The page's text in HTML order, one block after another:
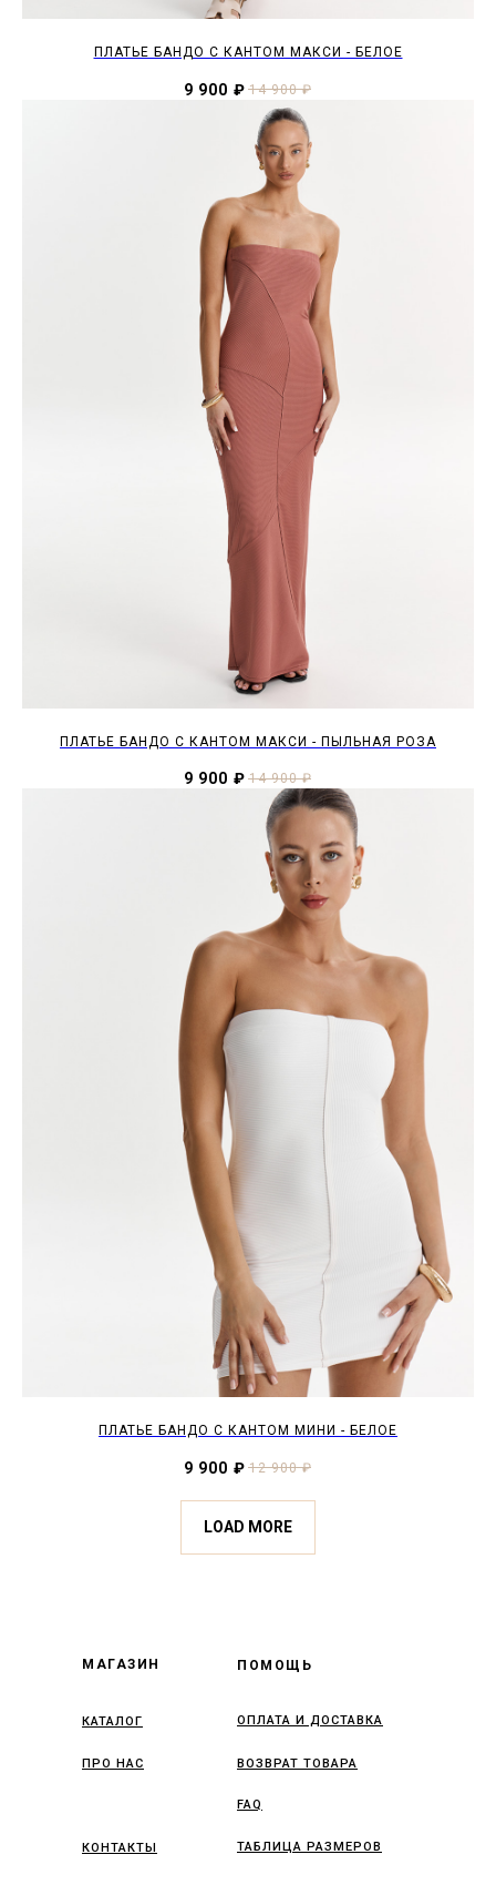
ПЛАТЬЕ БАНДО С КАНТОМ МАКСИ - БЕЛОЕ
9 900 ₽ 14 900 ₽
ПЛАТЬЕ БАНДО С КАНТОМ МАКСИ - ПЫЛЬНАЯ РОЗА
9 900 ₽ 14 900 ₽
ПЛАТЬЕ БАНДО С КАНТОМ МИНИ - БЕЛОЕ
9 900 ₽ 12 900 ₽
LOAD MORE
МАГАЗИН ПОМОЩЬ
ОПЛАТА И ДОСТАВКА
ВОЗВРАТ ТОВАРА
FAQ
ТАБЛИЦА РАЗМЕРОВ
КОНТАКТЫ
ПРО НАС
КАТАЛОГ